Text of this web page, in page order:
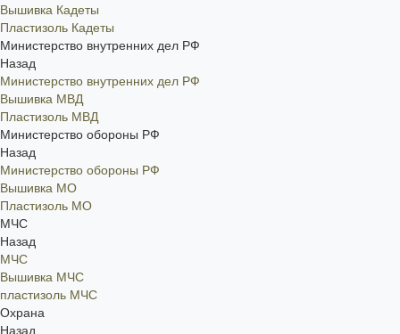
Вышивка Кадеты
Пластизоль Кадеты
Министерство внутренних дел РФ
Назад
Министерство внутренних дел РФ
Вышивка МВД
Пластизоль МВД
Министерство обороны РФ
Назад
Министерство обороны РФ
Вышивка МО
Пластизоль МО
МЧС
Назад
МЧС
Вышивка МЧС
пластизоль МЧС
Охрана
Назад